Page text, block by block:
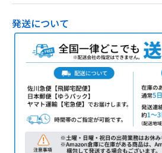
発送について